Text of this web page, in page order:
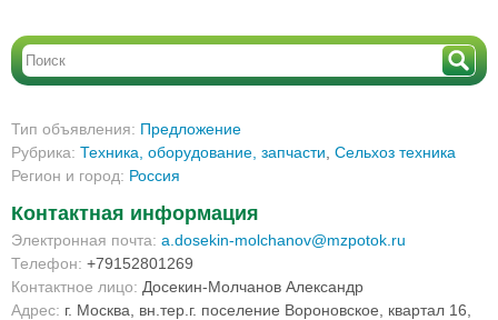
Тип объявления: Предложение
Рубрика: Техника, оборудование, запчасти Сельхоз техника
Регион и город: Россия
Контактная информация
Электронная почта: a.dosekin-molchanov@mzpotok.ru
Телефон: +79152801269
Контактное лицо: Досекин-Молчанов Александр
Адрес: г. Москва, вн.тер.г. поселение Вороновское, квартал 16,